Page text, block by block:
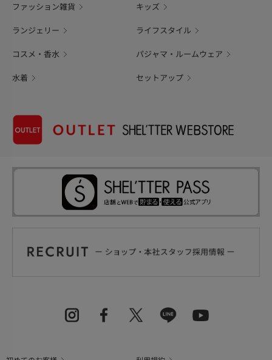
ファッション雑貨 キッズ
ランジェリー ライフスタイル
コスメ・香水 パジャマ・ルームウェア
水着 セットアップ